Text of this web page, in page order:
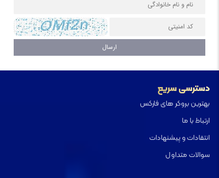
دسترسی سریع
بهترین بروکر های فارکس
ارتباط با ما
انتقادات و پیشنهادات
سوالات متداول